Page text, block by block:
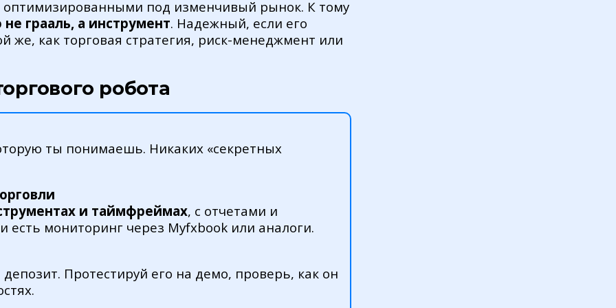
под изменчивый рынок. К тому
грааль, а инструмент. Надежный, если его
же, как торговая стратегия, риск-менеджмент или
робота
ты понимаешь. Никаких «секретных
и таймфреймах, с отчетами и
мониторинг через Myfxbook или аналоги.
Протестируй его на демо, проверь, как он